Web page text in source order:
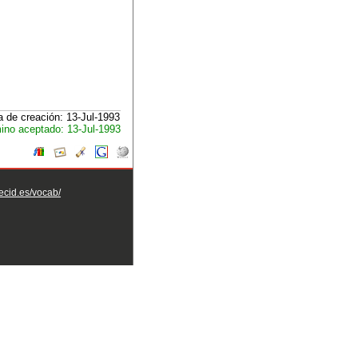
de creación: 13-Jul-1993
aceptado: 13-Jul-1993
vocab/